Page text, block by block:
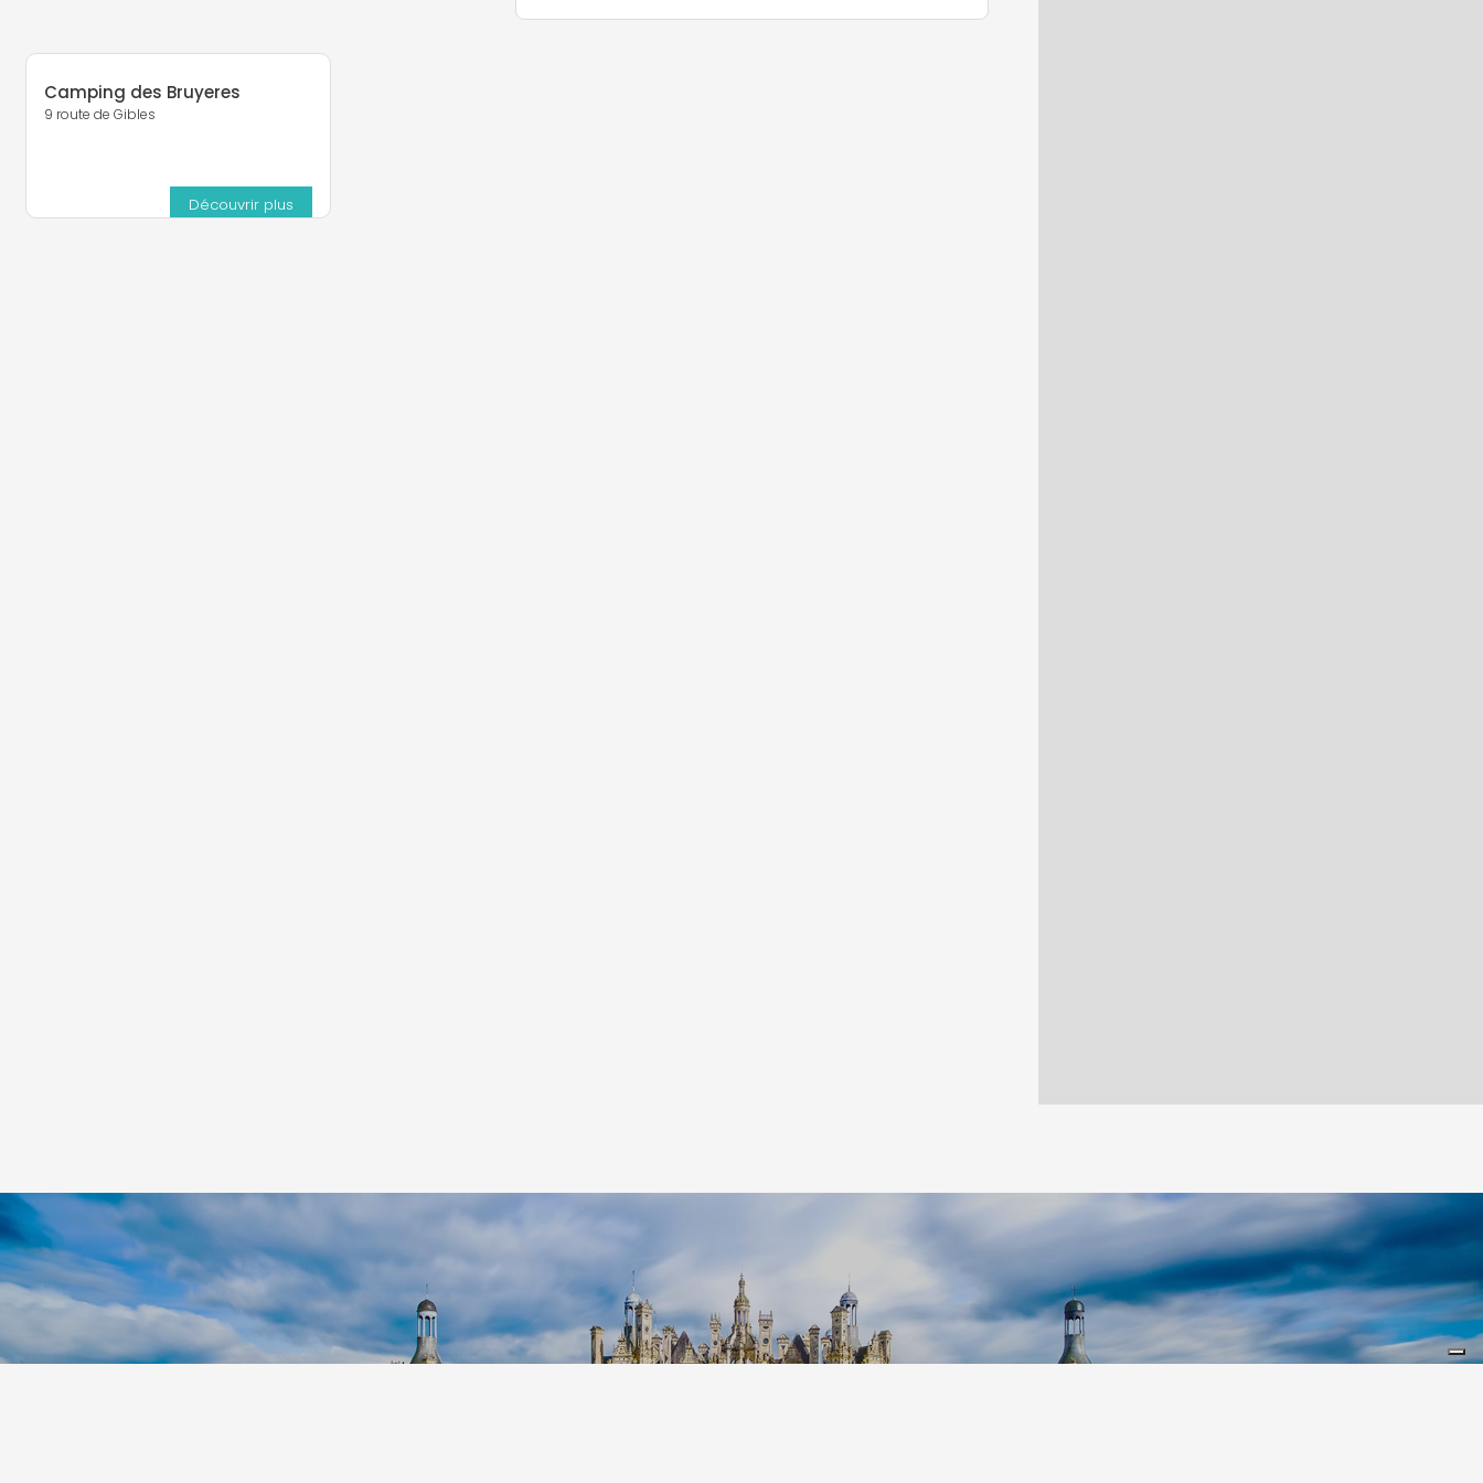
Leaflet|©Koobcamp S.r.l.
Camping des Bruyeres
9 route de Gibles
Découvrir plus